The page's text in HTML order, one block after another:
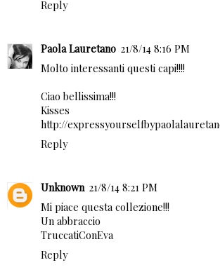
Reply
Paola Lauretano 21/8/14 8:16 PM
Molto interessanti questi capi!!!!
Ciao bellissima!!!
Kisses
http://
Reply
Unknown 21/8/14 8:21 PM
Mi piace questa collezione!!!
Un abbraccio
TruccatiConEva
Reply